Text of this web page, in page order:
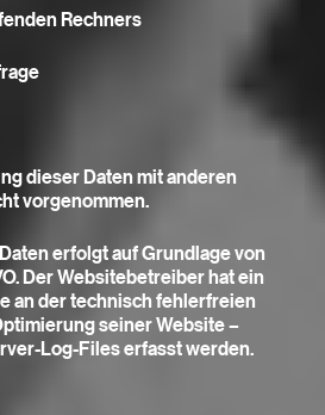
Rechners
dieser Daten mit anderen
vorgenommen.
erfolgt auf Grundlage von
Der Websitebetreiber hat ein
an der technisch fehlerfreien
seiner Website –
Log-Files erfasst werden.